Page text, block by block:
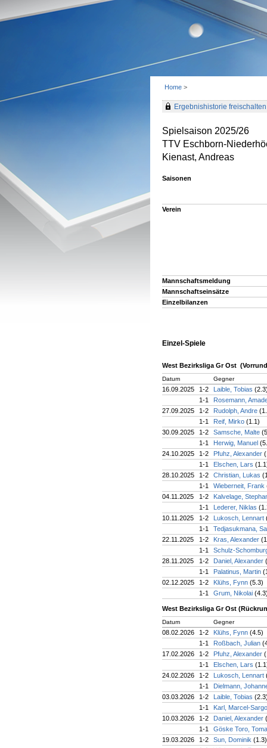
Home >
Ergebnishistorie freischalten
Spielsaison 2025/26
TTV Eschborn-
Kienast, Andreas
Saisonen
Verein
Mannschaftsmeldung
Mannschaftseinsätze
Einzelbilanzen
Einzel-Spiele
West Bezirksliga Gr Ost
Datum Gegner
16.09.2025 1-2 Laible, Tobias
1-1
Rosemann,
27.09.2025
1-2 Rudolph, Andre
1-1
Reif, Mirko (1.1)
30.09.2025
1-2 Samsche, Malte
1-1
Herwig, Manuel
24.10.2025
1-2 Pfuhz, Alexander
1-1
Elschen, Lars
28.10.2025
1-2 Christian, Lukas
1-1
Wieberneit, Frank
04.11.2025
1-2
Kalvelage,
1-1
Lederer, Niklas
10.11.2025
1-2 Lukosch, Lennart
1-1
Tedjasukmana,
22.11.2025
1-2 Kras, Alexander
1-1
Schulz-
28.11.2025
1-2 Daniel, Alexander
1-1
Palatinus, Martin
02.12.2025
1-2 Klühs, Fynn (5.3)
1-1
Grum, Nikolai
West Bezirksliga Gr Ost
Datum Gegner
08.02.2026 1-2 Klühs, Fynn (4.5)
1-1
Roßbach, Julian
17.02.2026
1-2 Pfuhz, Alexander
1-1
Elschen, Lars
24.02.2026
1-2 Lukosch, Lennart
1-1
Dielmann,
03.03.2026
1-2 Laible, Tobias
1-1
Karl, Marcel-
10.03.2026
1-2 Daniel, Alexander
1-1
Göske Toro,
19.03.2026
1-2 Sun, Dominik (1.3)